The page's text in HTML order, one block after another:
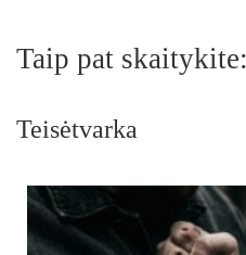
Taip pat skaitykite:
Teisėtvarka